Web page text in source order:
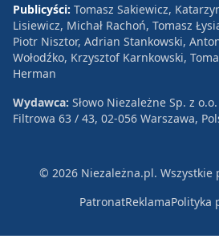
Publicyści: Tomasz Sakiewicz,
Lisiewicz, Michał Rachoń, Tomasz
Piotr Nisztor, Adrian Stankowski,
Wołodźko, Krzysztof Karnkowski,
Herman
Wydawca: Słowo Niezależne Sp. z o.o.
Filtrowa 63 / 43, 02-056 Warszawa,
© 2026 Niezależna.pl. Wszystkie
PatronatReklamaPolityka